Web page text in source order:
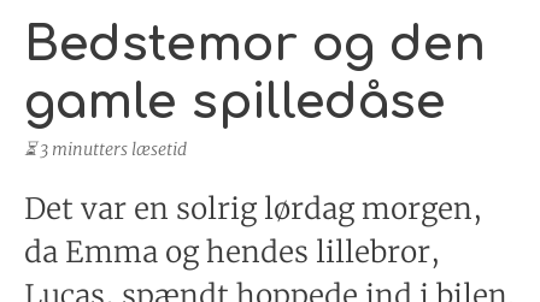
Bedstemor og den
gamle spilledåse
⏳ 3 minutters læsetid
Det var en solrig lørdag morgen,
da Emma og hendes lillebror,